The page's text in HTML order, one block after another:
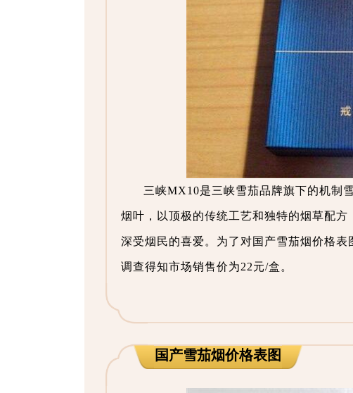
三峡MX10是三峡雪茄品牌旗下的机制
烟叶，以顶极的传统工艺和独特的烟草配
深受烟民的喜爱。为了对国产雪茄烟价格
调查得知市场销售价为22元/盒。
国产雪茄烟价格表图